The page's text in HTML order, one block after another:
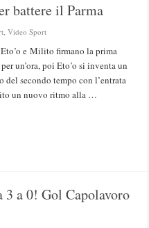
battere il Parma
,Video Sport
e Milito firmano la prima
un’ora, poi Eto’o si inventa un
secondo tempo con l’entrata
un nuovo ritmo alla …
a 0! Gol Capolavoro